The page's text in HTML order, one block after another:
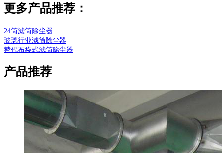
更多产品推荐：
24筒滤筒除尘器
玻璃行业滤筒除尘器
替代布袋式滤筒除尘器
产品推荐